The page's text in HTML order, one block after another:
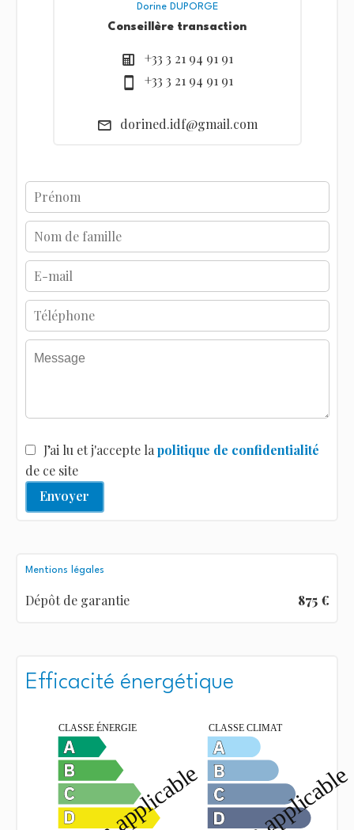
Dorine DUPORGE
Conseillère transaction
+33 3 21 94 91 91
+33 3 21 94 91 91
dorined.idf@gmail.com
J’ai lu et j'accepte la politique de confidentialité
de ce site
Envoyer
Mentions légales
Dépôt de garantie 875 €
Efficacité énergétique